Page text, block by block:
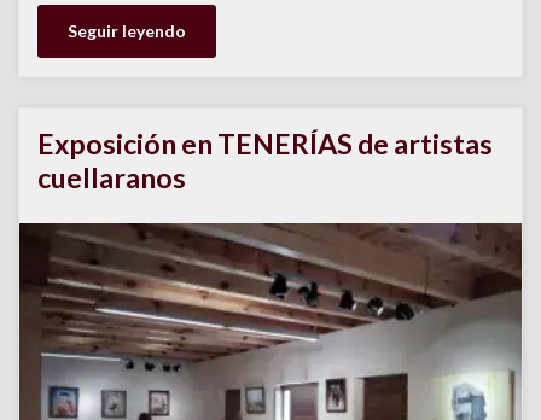
Seguir leyendo
Exposición en TENERÍAS de artistas
cuellaranos